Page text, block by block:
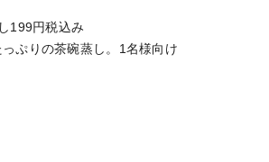
199円税込み
ぷりの茶碗蒸し。1名様向け